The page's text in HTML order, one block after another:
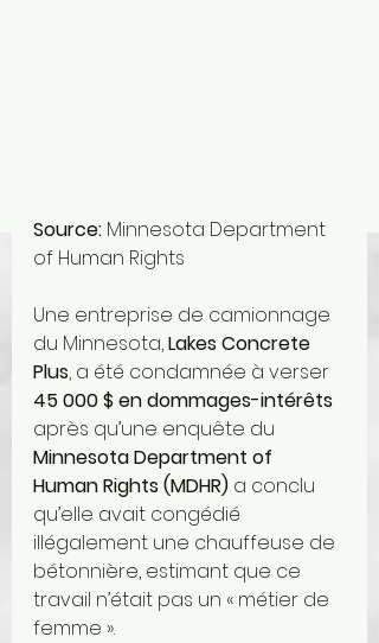
Source: Minnesota Department
of Human Rights
Une entreprise de camionnage
du Minnesota, Lakes Concrete
Plus, a été condamnée à verser
45 000 $ en dommages-intérêts
après qu’une enquête du
Minnesota Department of
Human Rights (MDHR) a conclu
qu’elle avait congédié
illégalement une chauffeuse de
bétonnière, estimant que ce
travail n’était pas un « métier de
femme ».